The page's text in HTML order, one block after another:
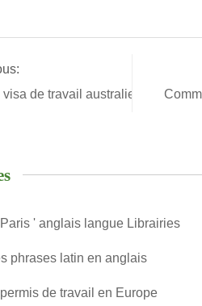
de travail australien
' anglais langue Librairies
phrases latin en anglais
de travail en Europe